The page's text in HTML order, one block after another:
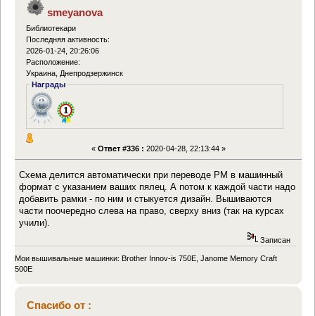
smeyanova
Библиотекари
Последняя активность:
2026-01-24, 20:26:06
Расположение:
Украина, Днепродзержинск
Награды
« Ответ #336 : 2020-04-28, 22:13:44 »
Схема делится автоматически при переводе РМ в машинный
формат с указанием ваших пялец. А потом к каждой части надо
добавить рамки - по ним и стыкуется дизайн. Вышиваются
части поочередно слева на право, сверху вниз (так на курсах
учили).
Записан
Мои вышивальные машинки: Brother Innov-is 750E, Janome Memory Craft
500E
Спасибо от :